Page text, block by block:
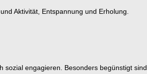
Aktivität, Entspannung und Erholung.
sozial engagieren. Besonders begünstigt sind